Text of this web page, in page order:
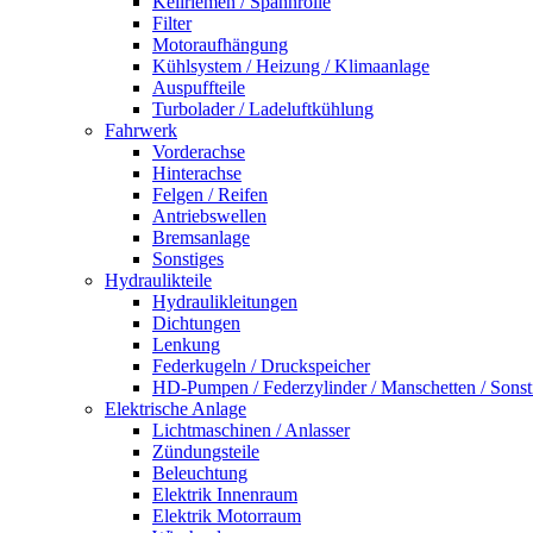
Filter
Motoraufhängung
Kühlsystem / Heizung / Klimaanlage
Auspuffteile
Turbolader / Ladeluftkühlung
Fahrwerk
Vorderachse
Hinterachse
Felgen / Reifen
Antriebswellen
Bremsanlage
Sonstiges
Hydraulikteile
Hydraulikleitungen
Dichtungen
Lenkung
Federkugeln / Druckspeicher
HD-Pumpen / Federzylinder / Manschetten /
Elektrische Anlage
Lichtmaschinen / Anlasser
Zündungsteile
Beleuchtung
Elektrik Innenraum
Elektrik Motorraum